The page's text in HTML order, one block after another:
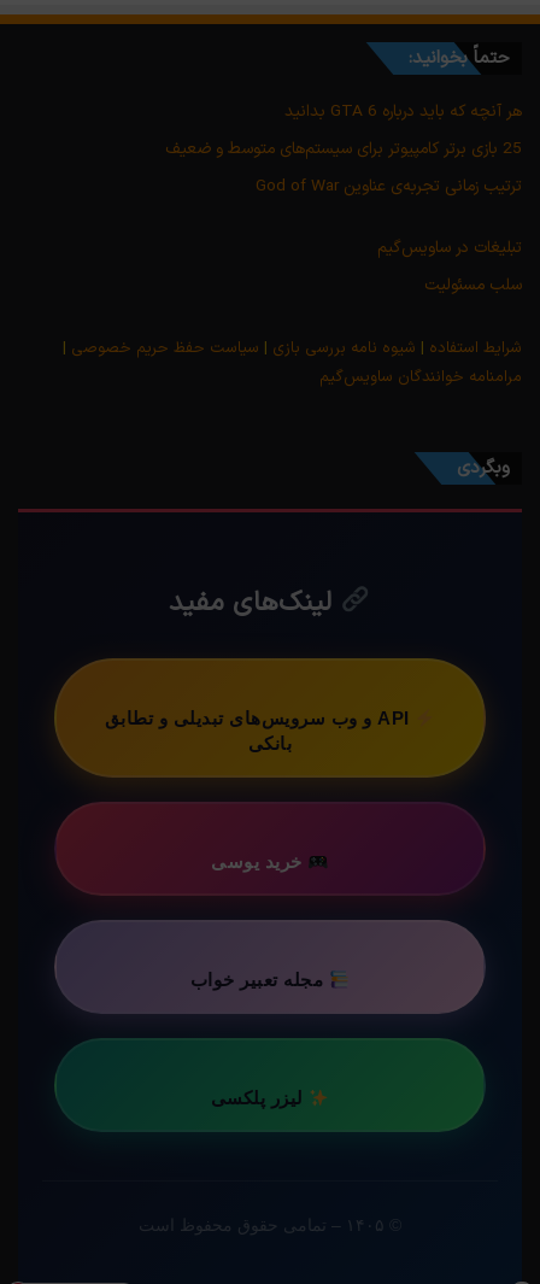
حتماً بخوانید:
هر آنچه که باید درباره GTA 6 بدانید
25 بازی برتر کامپیوتر برای سیستم‌های متوسط و ضعیف
ترتیب زمانی تجربه‌ی عناوین God of War
تبلیغات در ساویس‌گیم
سلب مسئولیت
شرایط استفاده | شیوه نامه بررسی بازی | سیاست حفظ حریم خصوصی |
مرامنامه خوانندگان ساویس‌گیم
وبگردی
لینک‌های مفید
API و وب سرویس‌های تبدیلی و تطابق
بانکی
خرید یوسی
مجله تعبیر خواب
لیزر پلکسی